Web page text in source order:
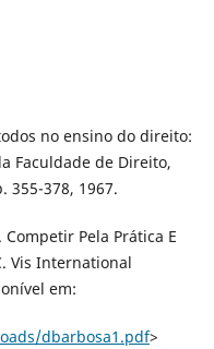
no ensino do direito:
Faculdade de Direito,
355-378, 1967.
Competir Pela Prática E
Vis International
em:
dbarbosa1.pdf>